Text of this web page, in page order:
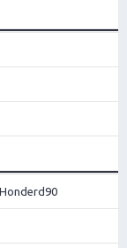
Honderd90